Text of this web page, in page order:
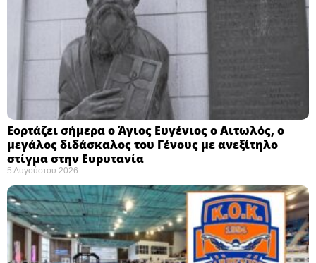
Εορτάζει σήμερα ο Άγιος Ευγένιος ο Αιτωλός, ο
μεγάλος διδάσκαλος του Γένους με ανεξίτηλο
στίγμα στην Ευρυτανία
5 Αυγούστου 2026